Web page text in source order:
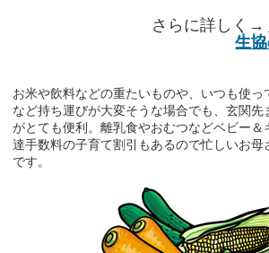
さらに詳しく→
生
お米や飲料などの重たいものや、いつも使
など持ち運びが大変そうな場合でも、玄関
がとても便利。離乳食やおむつなどベビー＆
達手数料の子育て割引もあるので忙しいお母
です。